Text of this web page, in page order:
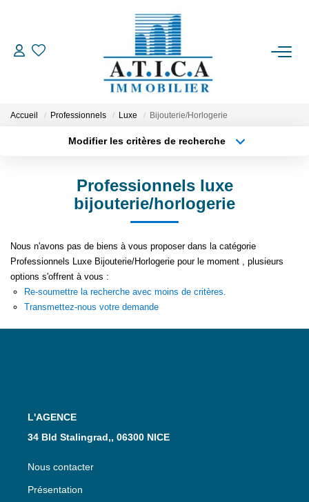
ACCUEIL
VENTES
ESTIMATION
EN
Accueil Professionnels Luxe Bijouterie/Horlogerie
Modifier les critères de recherche
Appartement
Surface min
Créer une alerte
Professionnels luxe
bijouterie/horlogerie
Nous n'avons pas de biens à vous proposer dans la catégorie
Professionnels Luxe Bijouterie/Horlogerie pour le moment , plusieurs
options s'offrent à vous :
Re-soumettre la recherche avec moins de critères.
Transmettez-nous votre demande
L'AGENCE
34 Bld Stalingrad,, 06300 NICE
Nous contacter
Présentation